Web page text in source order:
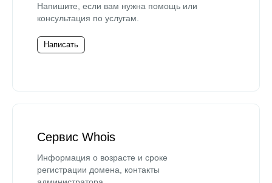
Напишите, если вам нужна помощь или
консультация по услугам.
Написать
Сервис Whois
Информация о возрасте и сроке
регистрации домена, контакты